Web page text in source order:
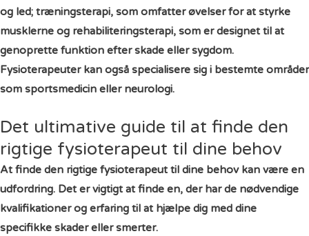
og led; træningsterapi, som omfatter øvelser for at styrke
musklerne og rehabiliteringsterapi, som er designet til at
genoprette funktion efter skade eller sygdom.
Fysioterapeuter kan også specialisere sig i bestemte områder
som sportsmedicin eller neurologi.
Det ultimative guide til at finde den
rigtige fysioterapeut til dine behov
At finde den rigtige fysioterapeut til dine behov kan være en
udfordring. Det er vigtigt at finde en, der har de nødvendige
kvalifikationer og erfaring til at hjælpe dig med dine
specifikke skader eller smerter.